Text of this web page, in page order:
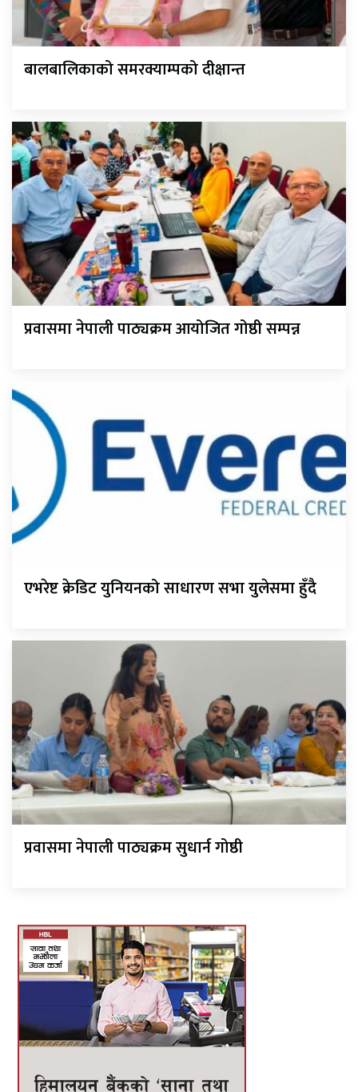
बालबालिकाको समरक्याम्पको दीक्षान्त
प्रवासमा नेपाली पाठ्यक्रम आयोजित गोष्ठी सम्पन्न
एभरेष्ट क्रेडिट युनियनको साधारण सभा युलेसमा हुँदै
प्रवासमा नेपाली पाठ्यक्रम सुधार्न गोष्ठी